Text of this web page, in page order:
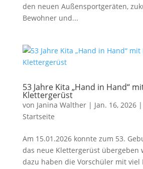
den neuen Außensportgeräten,
Bewohner und...
53 Jahre Kita „Hand in Hand“
Klettergerüst
von Janina Walther| Jan. 16, 2026|
Startseite
Am 15.01.2026 konnte zum 53.
das neue Klettergerüst übergeben
dazu haben die Vorschüler mit viel